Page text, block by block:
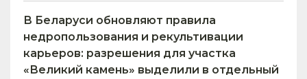
В Беларуси обновляют правила
недропользования и рекультивации
карьеров: разрешения для участка
«Великий камень» выделили в отдельный